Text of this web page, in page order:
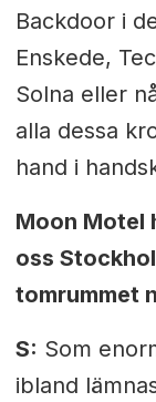
Backdoor i
Enskede,
Solna eller
alla dessa
hand i
Moon Motel
oss
tomrummet
S: Som
ibland